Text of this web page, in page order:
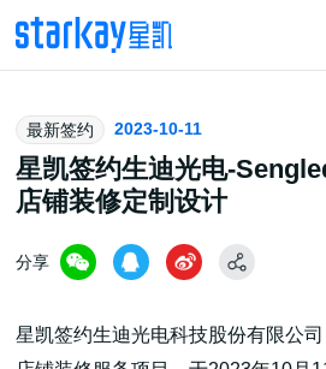
头部潮玩
技术服务商
最新签约 2023-10-11
星凯签约生迪光电-
店铺装修定制设计
分享
星凯签约生迪光电科技股份有限公